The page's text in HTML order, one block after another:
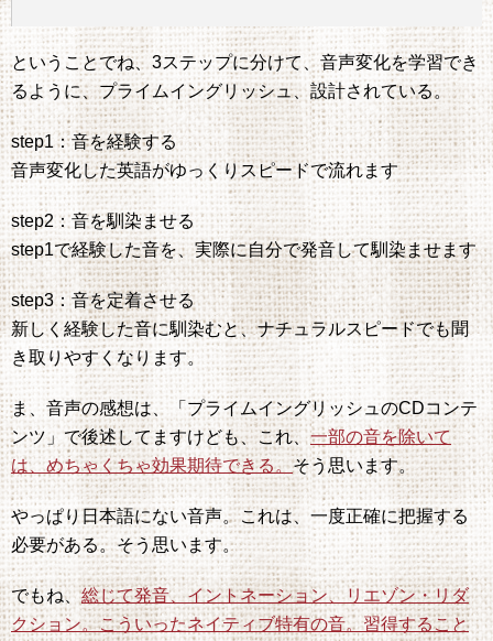
ということでね、3ステップに分けて、音声変化を学習でき
るように、プライムイングリッシュ、設計されている。
step1：音を経験する
音声変化した英語がゆっくりスピードで流れます
step2：音を馴染ませる
step1で経験した音を、実際に自分で発音して馴染ませます
step3：音を定着させる
新しく経験した音に馴染むと、ナチュラルスピードでも聞
き取りやすくなります。
ま、音声の感想は、「プライムイングリッシュのCDコンテ
ンツ」で後述してますけども、これ、一部の音を除いて
は、めちゃくちゃ効果期待できる。そう思います。
やっぱり日本語にない音声。これは、一度正確に把握する
必要がある。そう思います。
でもね、総じて発音、イントネーション、リエゾン・リダ
クション。こういったネイティブ特有の音。習得すること